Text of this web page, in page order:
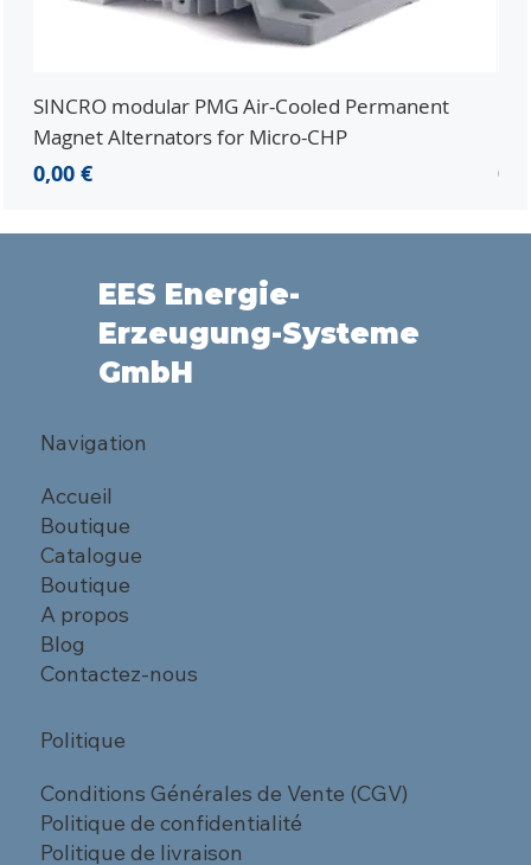
SINCRO modular PMG Air-Cooled Permanent
Magnet Alternators for Micro-CHP
Prix
0,00 €
EES Energie-
Erzeugung-Systeme
GmbH
Navigation
Accueil
Boutique
Catalogue
Boutique
A propos
Blog
Contactez-nous
Politique
Conditions Générales de Vente (CGV)
Politique de confidentialité
Politique de livraison